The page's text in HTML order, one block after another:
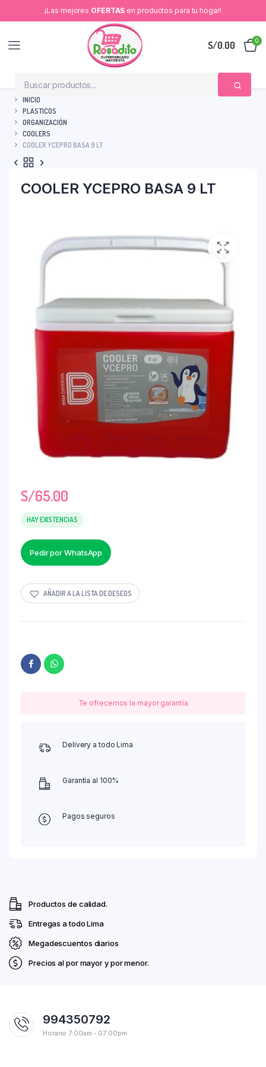
¡Las mejores OFERTAS en productos para tu hogar!
S/0.00 0
INICIO
PLASTICOS
ORGANIZACIÓN
COOLERS
COOLER YCEPRO BASA 9 LT
COOLER YCEPRO BASA 9 LT
S/65.00
HAY EXISTENCIAS
Pedir por WhatsApp
AÑADIR A LA LISTA DE DESEOS
Te ofrecemos la mayor garantía
Delivery a todo Lima
Garantía al 100%
Pagos seguros
Productos de calidad.
Entregas a todo Lima
Megadescuentos diarios
Precios al por mayor y por menor.
994350792
Horario 7:00am - 07:00pm